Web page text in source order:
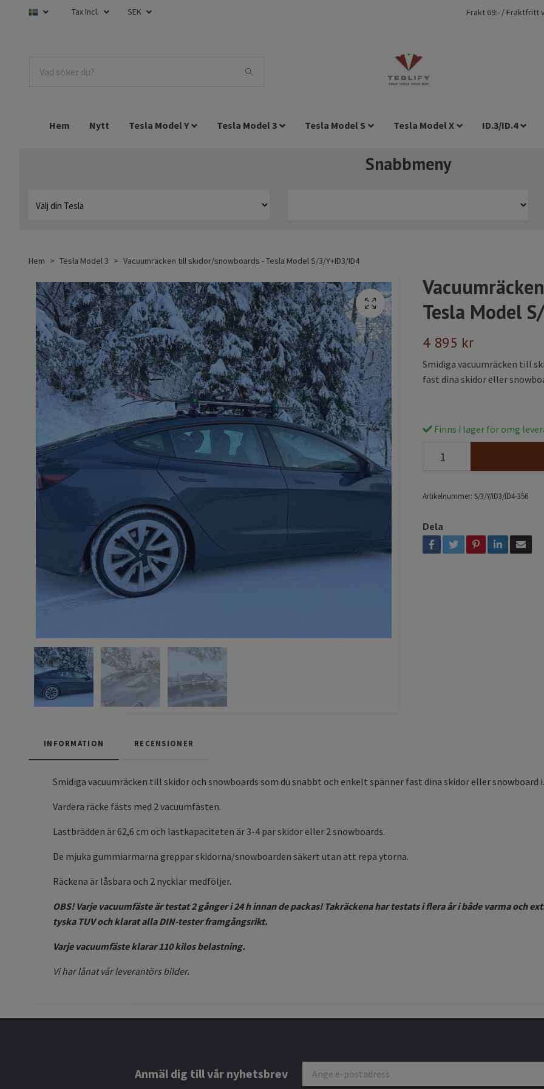
Tax Incl. SEK Frakt 69:- / Fraktfritt
Hem Nytt Tesla Model Y Tesla Model 3 Tesla Model S Tesla Model X ID.3/ID.4
Snabbmeny
Hem Tesla Model 3 Vacuumräcken till skidor/snowboards - Tesla Model S/3/Y+ID3/ID4
Tesla Model
4 895 kr
Smidiga vacuumräcken till
fast dina skidor eller
Finns i lager för omg
Artikelnummer: S/3/Y/ID3/ID4-356
Dela
INFORMATION RECENSIONER
Smidiga vacuumräcken till skidor och snowboards som du snabbt och enkelt spänner fast dina skidor eller snowboard
Vardera räcke fästs med 2 vacuumfästen.
Lastbrädden är 62,6 cm och lastkapaciteten är 3-4 par skidor eller 2 snowboards.
De mjuka gummiarmarna greppar skidorna/snowboarden säkert utan att repa ytorna.
Räckena är låsbara och 2 nycklar medföljer.
OBS! Varje vacuumfäste är testat 2 gånger i 24 h innan de packas! Takräckena har testats i flera år i både varma och
tyska TUV och klarat alla DIN-tester framgångsrikt.
Varje vacuumfäste klarar 110 kilos belastning.
Vi har lånat vår leverantörs bilder.
Anmäl dig till vår nyhetsbrev